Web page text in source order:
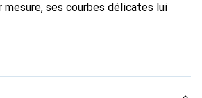
ses courbes délicates lui
pour votre smartphone.
qualité et constitue un choix fiable